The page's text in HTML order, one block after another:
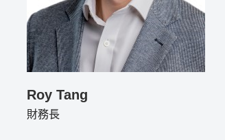
Roy Tang
財務長